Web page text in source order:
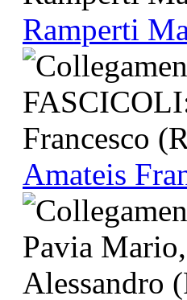
Ramperti
Amateis